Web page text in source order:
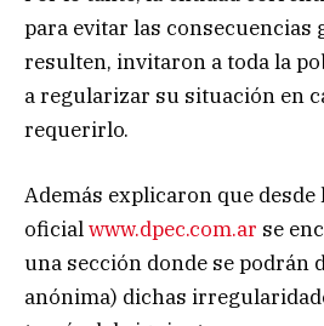
para evitar las consecuencias
resulten, invitaron a toda la
a regularizar su situación en
requerirlo.
Además explicaron que desde
oficialwww.dpec.com.ar se
una sección donde se podrán
anónima) dichas